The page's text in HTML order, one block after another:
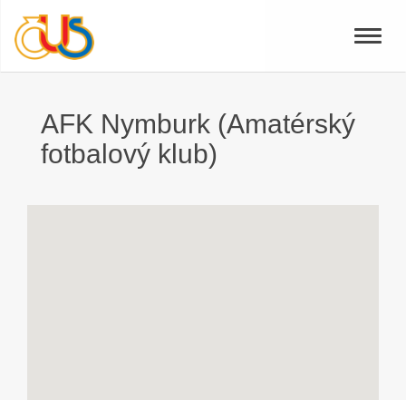
Toggle
AFK Nymburk (Amatérský
fotbalový klub)